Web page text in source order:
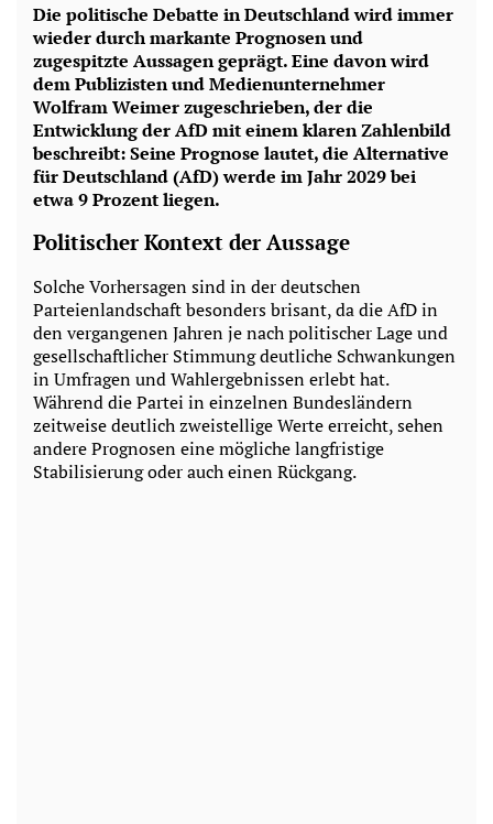
Die politische Debatte in Deutschland wird immer
wieder durch markante Prognosen und
zugespitzte Aussagen geprägt. Eine davon wird
dem Publizisten und Medienunternehmer
Wolfram Weimer zugeschrieben, der die
Entwicklung der AfD mit einem klaren Zahlenbild
beschreibt: Seine Prognose lautet, die Alternative
für Deutschland (AfD) werde im Jahr 2029 bei
etwa 9 Prozent liegen.
Politischer Kontext der Aussage
Solche Vorhersagen sind in der deutschen
Parteienlandschaft besonders brisant, da die AfD in
den vergangenen Jahren je nach politischer Lage und
gesellschaftlicher Stimmung deutliche Schwankungen
in Umfragen und Wahlergebnissen erlebt hat.
Während die Partei in einzelnen Bundesländern
zeitweise deutlich zweistellige Werte erreicht, sehen
andere Prognosen eine mögliche langfristige
Stabilisierung oder auch einen Rückgang.